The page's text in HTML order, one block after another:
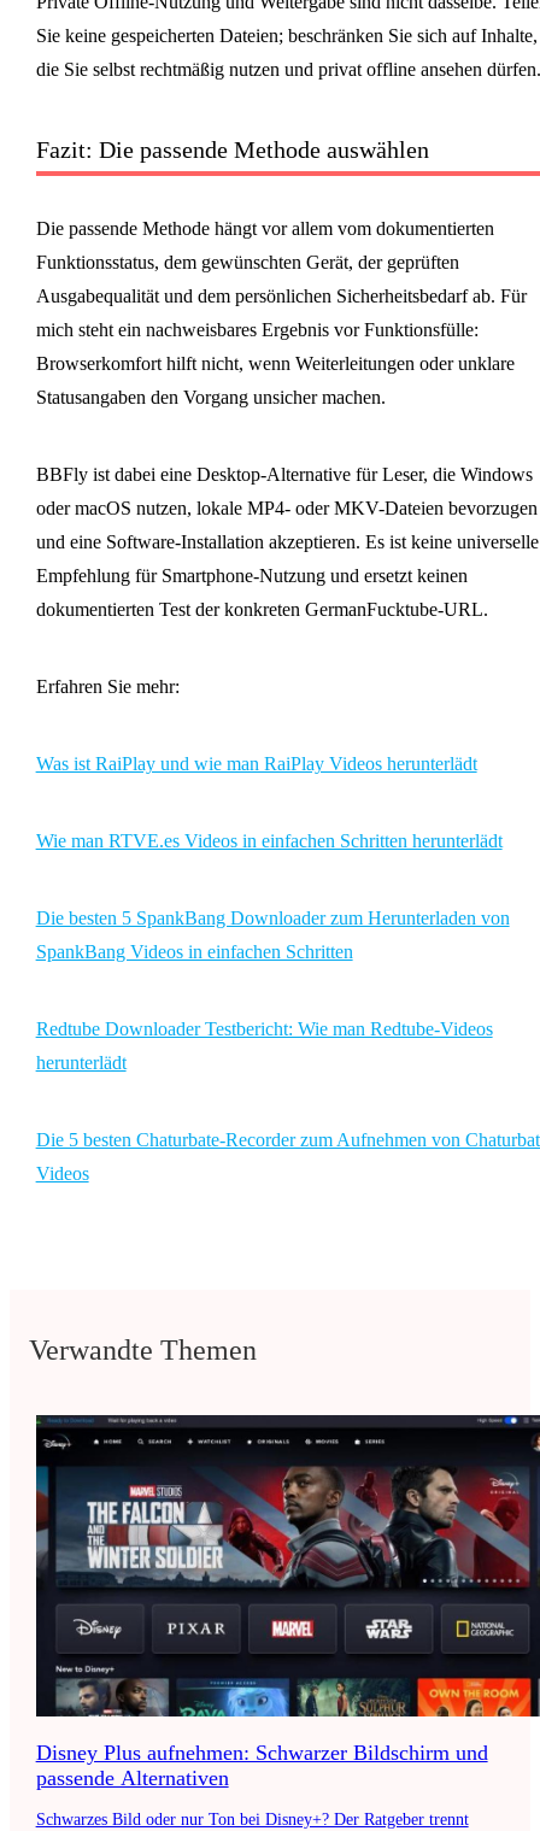
Sie keine gespeicherten Dateien; beschränken Sie sich auf Inhalte,
die Sie selbst rechtmäßig nutzen und privat offline ansehen dürfen.
Fazit: Die passende Methode auswählen
Die passende Methode hängt vor allem vom dokumentierten
Funktionsstatus, dem gewünschten Gerät, der geprüften
Ausgabequalität und dem persönlichen Sicherheitsbedarf ab. Für
mich steht ein nachweisbares Ergebnis vor Funktionsfülle:
Browserkomfort hilft nicht, wenn Weiterleitungen oder unklare
Statusangaben den Vorgang unsicher machen.
BBFly ist dabei eine Desktop-Alternative für Leser, die Windows
oder macOS nutzen, lokale MP4- oder MKV-Dateien bevorzugen
und eine Software-Installation akzeptieren. Es ist keine universelle
Empfehlung für Smartphone-Nutzung und ersetzt keinen
dokumentierten Test der konkreten GermanFucktube-URL.
Erfahren Sie mehr:
Was ist RaiPlay und wie man RaiPlay Videos herunterlädt
Wie man RTVE.es Videos in einfachen Schritten herunterlädt
Die besten 5 SpankBang Downloader zum Herunterladen von
SpankBang Videos in einfachen Schritten
Redtube Downloader Testbericht: Wie man Redtube-Videos
herunterlädt
Die 5 besten Chaturbate-Recorder zum Aufnehmen von
Videos
Verwandte Themen
Disney Plus aufnehmen: Schwarzer Bildschirm und
passende Alternativen
Schwarzes Bild oder nur Ton bei Disney+? Der Ratgeber trennt